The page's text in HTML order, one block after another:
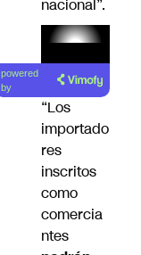
nacional”.
Lea el
artículo
powered
by
“Los
importado
res
inscritos
como
comercia
ntes